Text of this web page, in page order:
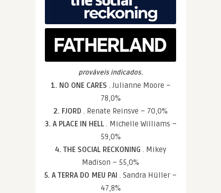
prováveis indicados.
1. NO ONE CARES . Julianne Moore –
78,0%
2. FJORD . Renate Reinsve – 70,0%
3. A PLACE IN HELL . Michelle Williams –
59,0%
4. THE SOCIAL RECKONING . Mikey
Madison – 55,0%
5. A TERRA DO MEU PAI . Sandra Hüller –
47,8%